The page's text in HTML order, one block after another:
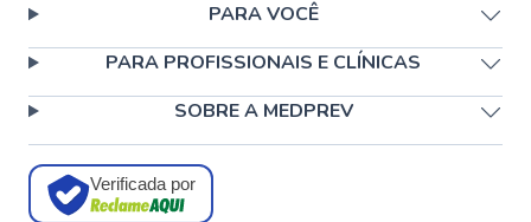
PARA VOCÊ
PARA PROFISSIONAIS E CLÍNICAS
SOBRE A MEDPREV
Verificada por